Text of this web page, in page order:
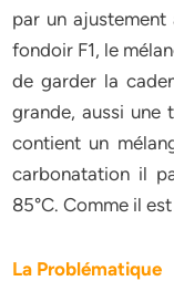
par un ajustement
fondoir F1, le
de garder la
grande, aussi une
contient un
carbonatation il
85°C. Comme il
La Problématique